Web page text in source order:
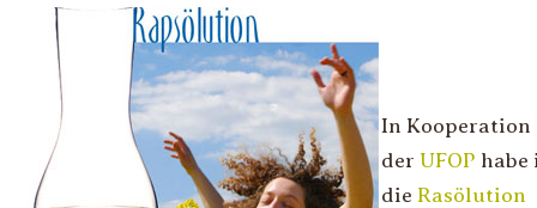
In
der UFOP habe
die Rasölution